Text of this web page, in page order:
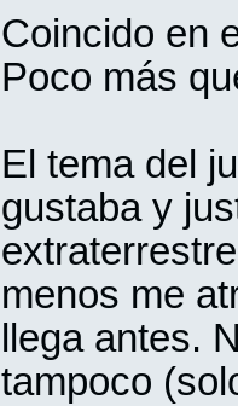
Coincido en
Poco más
El tema del
gustaba y
menos me
llega antes.
tampoco